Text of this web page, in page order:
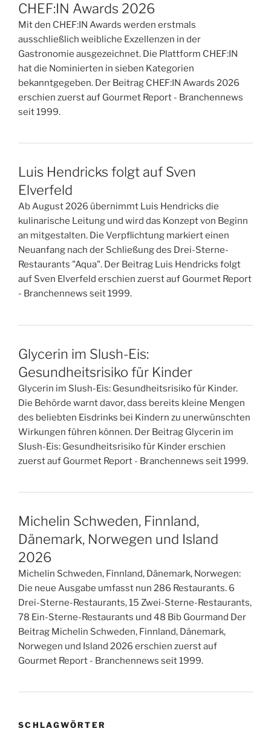
CHEF:IN Awards 2026
Mit den CHEF:IN Awards werden erstmals
ausschließlich weibliche Exzellenzen in der
Gastronomie ausgezeichnet. Die Plattform CHEF:IN
hat die Nominierten in sieben Kategorien
bekanntgegeben. Der Beitrag CHEF:IN Awards 2026
erschien zuerst auf Gourmet Report - Branchennews
seit 1999.
Luis Hendricks folgt auf Sven
Elverfeld
Ab August 2026 übernimmt Luis Hendricks die
kulinarische Leitung und wird das Konzept von Beginn
an mitgestalten. Die Verpflichtung markiert einen
Neuanfang nach der Schließung des Drei-Sterne-
Restaurants "Aqua". Der Beitrag Luis Hendricks folgt
auf Sven Elverfeld erschien zuerst auf Gourmet Report
- Branchennews seit 1999.
Glycerin im Slush-Eis:
Gesundheitsrisiko für Kinder
Glycerin im Slush-Eis: Gesundheitsrisiko für Kinder.
Die Behörde warnt davor, dass bereits kleine Mengen
des beliebten Eisdrinks bei Kindern zu unerwünschten
Wirkungen führen können. Der Beitrag Glycerin im
Slush-Eis: Gesundheitsrisiko für Kinder erschien
zuerst auf Gourmet Report - Branchennews seit 1999.
Michelin Schweden, Finnland,
Dänemark, Norwegen und Island
2026
Michelin Schweden, Finnland, Dänemark, Norwegen:
Die neue Ausgabe umfasst nun 286 Restaurants. 6
Drei-Sterne-Restaurants, 15 Zwei-Sterne-Restaurants,
78 Ein-Sterne-Restaurants und 48 Bib Gourmand Der
Beitrag Michelin Schweden, Finnland, Dänemark,
Norwegen und Island 2026 erschien zuerst auf
Gourmet Report - Branchennews seit 1999.
SCHLAGWÖRTER